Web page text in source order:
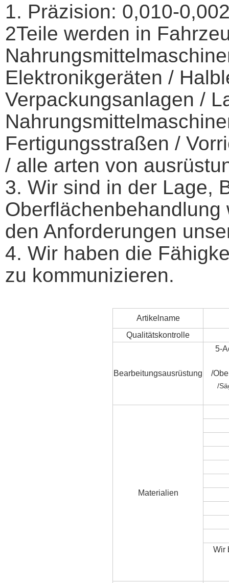
1. Präzision: 0,010-
2Teile werden in
Elektronikgeräten /
Verpackungsanlagen /
Fertigungsstraßen /
/ alle arten von
3. Wir sind in der Lage,
den Anforderungen
4. Wir haben die
zu kommunizieren.
Artikelname
Qualitätskontrolle
Bearbeitungsausrüstung
5-
/
/
Materialien
Wir